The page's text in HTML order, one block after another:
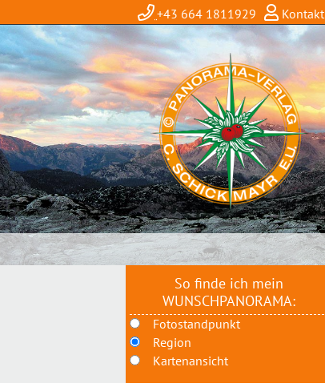
+43 664 1811929 Kontakt
So finde ich mein
WUNSCHPANORAMA:
Fotostandpunkt
Region
Kartenansicht